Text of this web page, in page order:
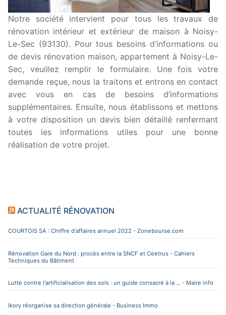
Notre société intervient pour tous les travaux de
rénovation intérieur et extérieur de maison à Noisy-
Le-Sec (93130). Pour tous besoins d’informations ou
de devis rénovation maison, appartement à Noisy-Le-
Sec, veuillez remplir le formulaire. Une fois votre
demande reçue, nous la traitons et entrons en contact
avec vous en cas de besoins d’informations
supplémentaires. Ensuite, nous établissons et mettons
à votre disposition un devis bien détaillé renfermant
toutes les informations utiles pour une bonne
réalisation de votre projet.
ACTUALITÉ RÉNOVATION
COURTOIS SA : Chiffre d'affaires annuel 2022 - Zonebourse.com
Rénovation Gare du Nord : procès entre la SNCF et Ceetrus - Cahiers
Techniques du Bâtiment
Lutte contre l'artificialisation des sols : un guide consacré à la ... - Maire info
Ikory réorganise sa direction générale - Business Immo